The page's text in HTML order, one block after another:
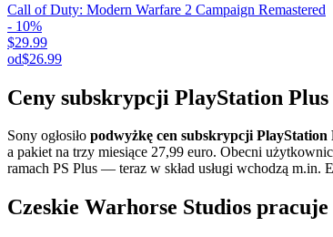
Call of Duty: Modern Warfare 2 Campaign Remastered
- 10%
$29.99
od$26.99
Ceny subskrypcji PlayStation
Sony ogłosiło podwyżkę cen subskrypcji PlayStation
a pakiet na trzy miesiące 27,99 euro. Obecni
ramach PS Plus — teraz w skład usługi wchodzą m.in.
Czeskie Warhorse Studios